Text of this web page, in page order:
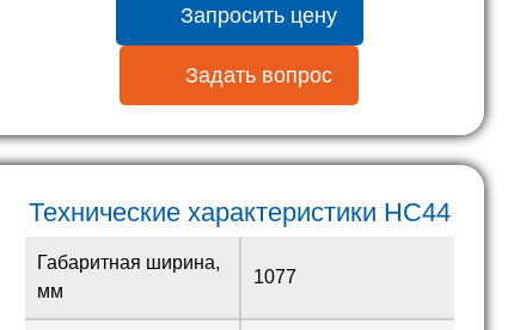
Запросить цену
Задать вопрос
Технические характеристики HC44
Габаритная ширина,
мм
1077